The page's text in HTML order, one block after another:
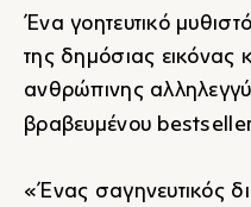
Ένα γοητευτικό
της δημόσιας εικόνας
ανθρώπινης
βραβευμένου
«Ένας σαγηνευτικός